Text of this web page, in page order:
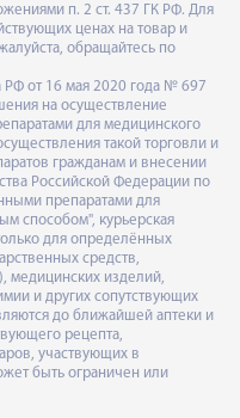
п. 2 ст. 437 ГК РФ. Для
ценах на товар и
обращайтесь по
РФ от 16 мая 2020 года № 697
на осуществление
для медицинского
такой торговли и
гражданам и внесении
Российской Федерации по
препаратами для
способом", курьерская
для определённых
средств,
медицинских изделий,
и других сопутствующих
до ближайшей аптеки и
рецепта,
участвующих в
быть ограничен или